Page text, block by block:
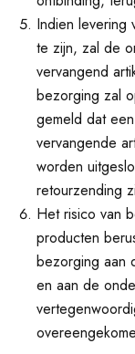
Indien levering
te zijn, zal de
vervangend
bezorging zal
gemeld dat
vervangende
worden
retourzending
Het risico van
producten
bezorging aan
en aan de